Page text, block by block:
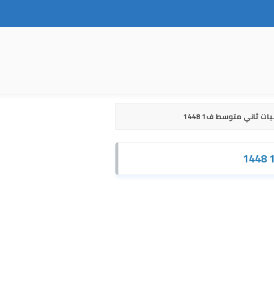
ثاني متوسط ف1 1448